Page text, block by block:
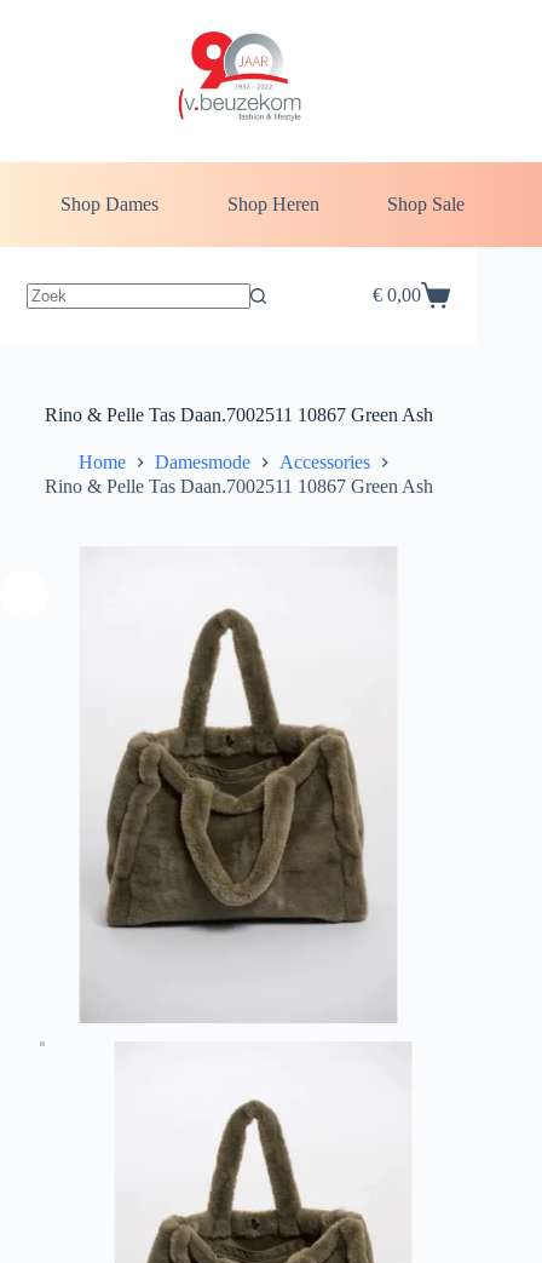
Shop Dames Shop Heren Shop Sale
Winkelwagen
€0,00
Rino & Pelle Tas Daan.7002511 10867 Green Ash
Home Damesmode
Accessories
Rino & Pelle Tas Daan.7002511 10867 Green Ash